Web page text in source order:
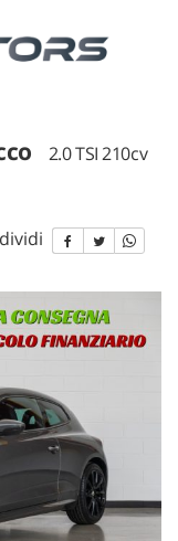
2.0 TSI 210cv